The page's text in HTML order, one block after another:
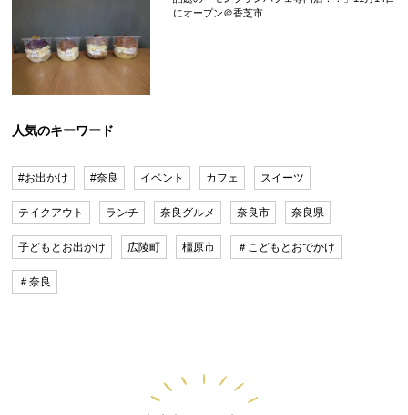
にオープン＠香芝市
人気のキーワード
#お出かけ #奈良 イベント カフェ スイーツ
テイクアウト ランチ 奈良グルメ 奈良市 奈良県
子どもとお出かけ 広陵町 橿原市 ＃こどもとおでかけ
＃奈良